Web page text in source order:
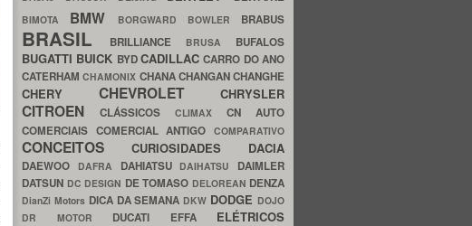
BIMOTA BMW BORGWARD BOWLER BRABUS
BRASIL BRILLIANCE BRUSA BUFALOS
BUGATTI BUICK BYDCADILLACCARRO DO ANO
CATERHAMCHAMONIX CHANACHANGANCHANGHE
CHERY CHEVROLET CHRYSLER
CITROEN CLÁSSICOS CLIMAX CN AUTO
COMERCIAIS COMERCIAL ANTIGOCOMPARATIVO
CONCEITOS CURIOSIDADES DACIA
DAEWOO DAFRA DAHIATSU DAIHATSU DAIMLER
DATSUN DC DESIGN DE TOMASO DELOREAN DENZA
DianZi Motors DICA DA SEMANA DKW DODGE DOJO
DR MOTOR DUCATI EFFA ELÉTRICOS